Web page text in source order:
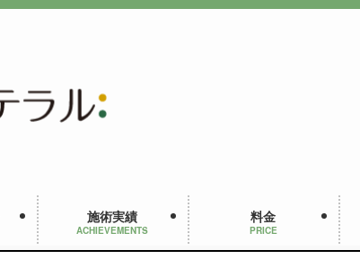
施術実績
ACHIEVEMENTS
料金
PRICE